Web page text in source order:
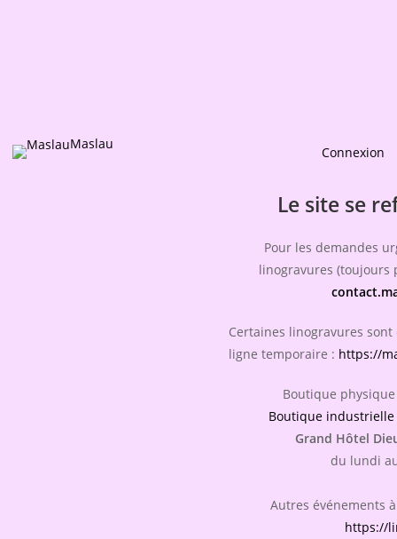
Maslau
Connexion
Le site se
Pour les demandes
linogravures (toujours
Certaines linogravures
ligne temporaire : https://
Boutique
Boutique
Grand Hôtel
du lundi
Autres événements
https://